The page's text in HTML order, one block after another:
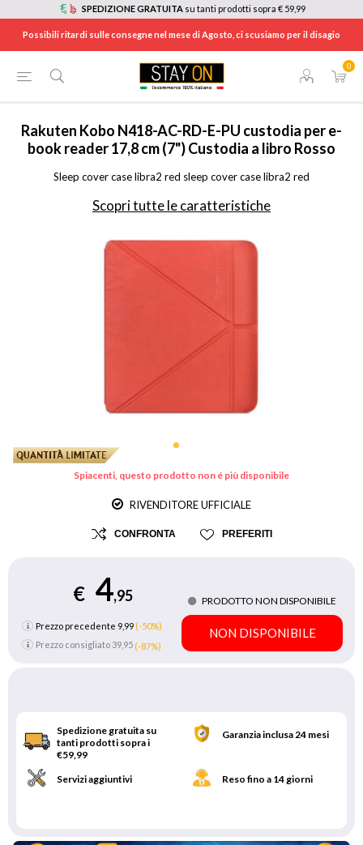
SPEDIZIONE GRATUITA su tanti prodotti sopra € 59,99
Possibili ritardi sulle consegne nel mese di Agosto, ci scusiamo per il disagio
0
HOME INFORMATICA / TABLET E E-BOOK READER
Rakuten Kobo N418-AC-RD-E-PU custodia per e-
book reader 17,8 cm (7") Custodia a libro Rosso
Sleep cover case libra2 red sleep cover case libra2 red
Scopri tutte le caratteristiche
Spiacenti, questo prodotto non é più disponibile
RIVENDITORE UFFICIALE
CONFRONTA PREFERITI
€ 4,95
Prezzo precedente 9,99 (-50%)
Prezzo consigliato 39,95 (-87%)
PRODOTTO NON DISPONIBILE
NON DISPONIBILE
Spedizione gratuita su
tanti prodotti sopra i
€59,99
Garanzia inclusa 24 mesi
Servizi aggiuntivi Reso fino a 14 giorni